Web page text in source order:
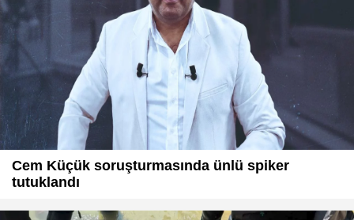
Cem Küçük soruşturmasında ünlü spiker
tutuklandı